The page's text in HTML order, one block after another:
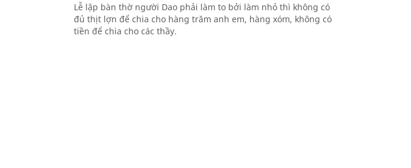
Lễ lập bàn thờ người Dao phải làm to bởi làm nhỏ thì không có
đủ thịt lợn để chia cho hàng trăm anh em, hàng xóm, không có
tiền để chia cho các thầy.